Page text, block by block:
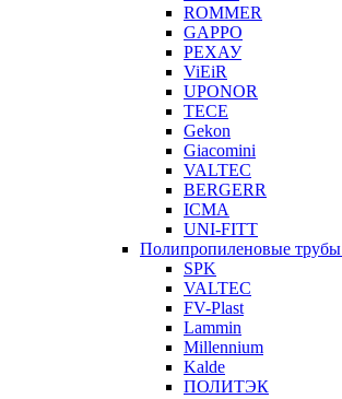
ROMMER
GAPPO
РЕХАУ
ViEiR
UPONOR
TECE
Gekon
Giacomini
VALTEC
BERGERR
ICMA
UNI-FITT
Полипропиленовые трубы
SPK
VALTEC
FV-Plast
Lammin
Millennium
Kalde
ПОЛИТЭК